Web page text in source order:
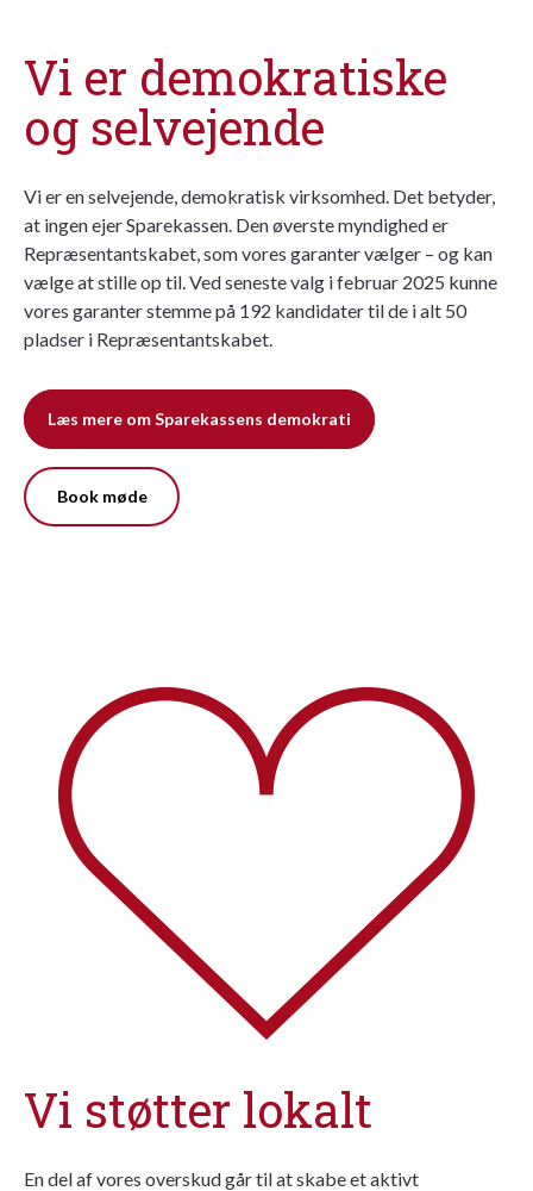
Vi er demokratiske
og selvejende
Vi er en selvejende, demokratisk virksomhed. Det betyder,
at ingen ejer Sparekassen. Den øverste myndighed er
Repræsentantskabet, som vores garanter vælger – og kan
vælge at stille op til. Ved seneste valg i februar 2025 kunne
vores garanter stemme på 192 kandidater til de i alt 50
pladser i Repræsentantskabet.
Læs mere om Sparekassens demokrati
Book møde
Vi støtter lokalt
En del af vores overskud går til at skabe et aktivt